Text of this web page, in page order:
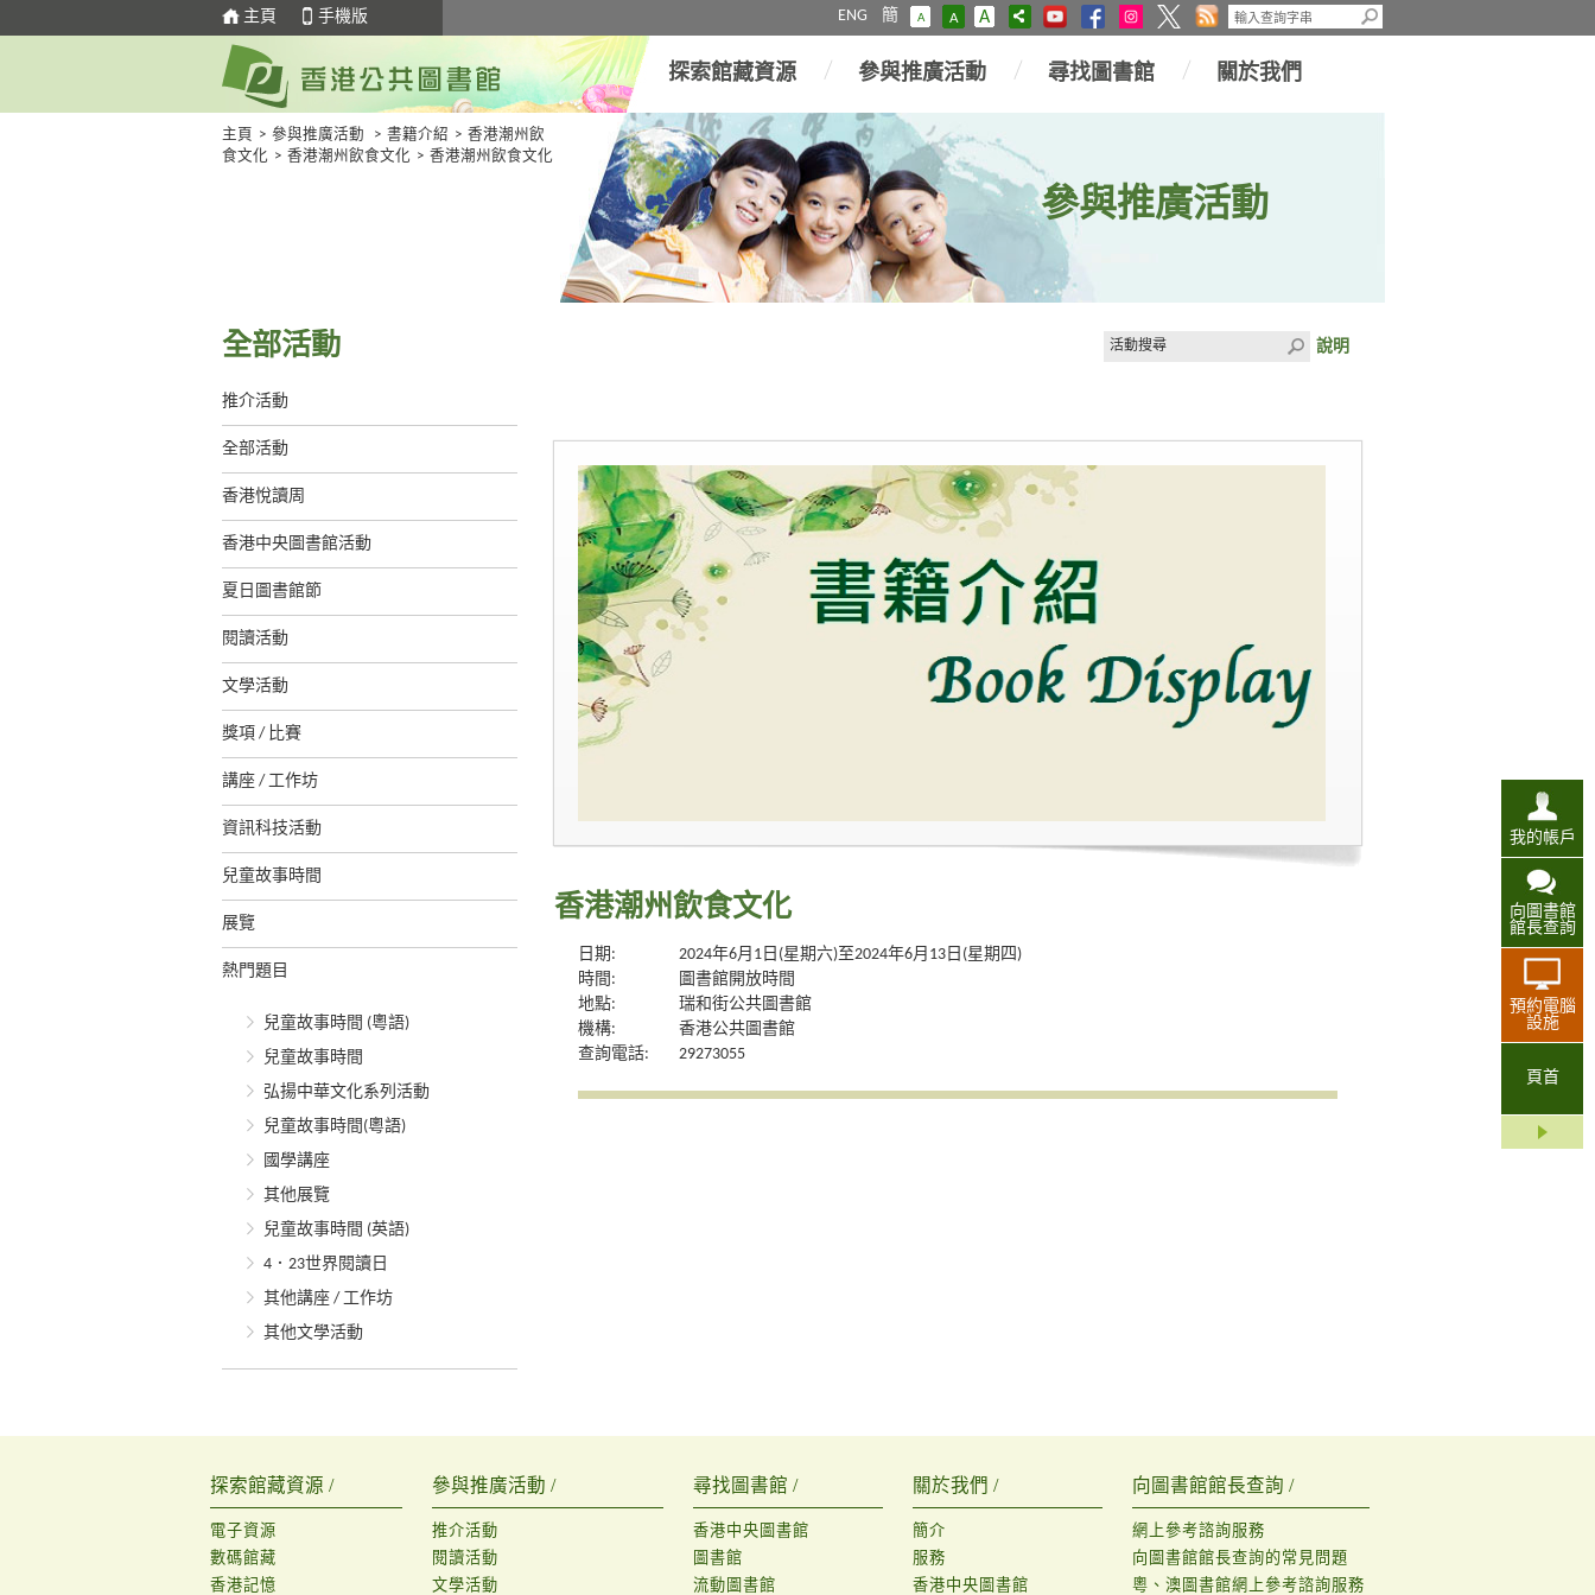
主頁 手機版 ENG 簡 A A A
我的帳戶
向圖書館
館長查詢
預約電腦
設施
頁首
探索館藏資源 參與推廣活動 尋找圖書館 關於我們
主頁 > 參與推廣活動 > 書籍介紹 > 香港潮州飲
食文化 > 香港潮州飲食文化 > 香港潮州飲食文化
參與推廣活動
全部活動
推介活動
全部活動
香港悅讀周
香港中央圖書館活動
夏日圖書館節
閱讀活動
文學活動
獎項 / 比賽
講座 / 工作坊
資訊科技活動
兒童故事時間
展覽
熱門題目
兒童故事時間 (粵語)
兒童故事時間
弘揚中華文化系列活動
兒童故事時間(粵語)
國學講座
其他展覽
兒童故事時間 (英語)
4．23世界閱讀日
其他講座 / 工作坊
其他文學活動
說明
香港潮州飲食文化
日期:
2024年6月1日(星期六)至2024年6月13日(星期四)
時間:
圖書館開放時間
地點:
瑞和街公共圖書館
機構:
香港公共圖書館
查詢電話:
29273055
探索館藏資源 /
電子資源
數碼館藏
香港記憶
參與推廣活動 /
推介活動
閱讀活動
文學活動
尋找圖書館 /
香港中央圖書館
圖書館
流動圖書館
關於我們 /
簡介
服務
香港中央圖書館
向圖書館館長查詢 /
網上參考諮詢服務
向圖書館館長查詢的常見問題
粵、澳圖書館網上參考諮詢服務